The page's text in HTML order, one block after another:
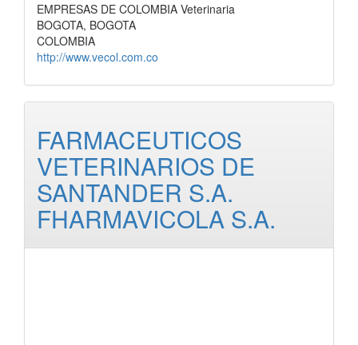
EMPRESAS DE COLOMBIA Veterinaria
BOGOTA, BOGOTA
COLOMBIA
http://www.vecol.com.co
FARMACEUTICOS
VETERINARIOS DE
SANTANDER S.A.
FHARMAVICOLA S.A.